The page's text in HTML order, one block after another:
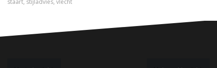
staart, stijladvies, vlecht